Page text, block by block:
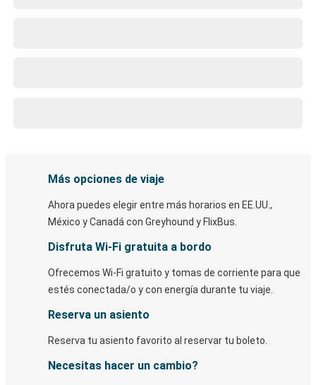
Más opciones de viaje
Ahora puedes elegir entre más horarios en EE.UU.,
México y Canadá con Greyhound y FlixBus.
Disfruta Wi-Fi gratuita a bordo
Ofrecemos Wi-Fi gratuito y tomas de corriente para que
estés conectada/o y con energía durante tu viaje.
Reserva un asiento
Reserva tu asiento favorito al reservar tu boleto.
Necesitas hacer un cambio?